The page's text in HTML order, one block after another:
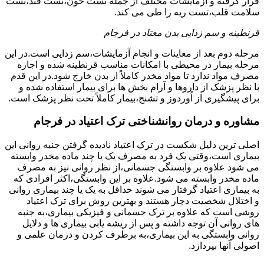
سلامت قلب،تست ریه را طی می کند.
قرنطینه و سم زدایی بدن معتاد در فرجام
مرحله دوم بعد از معاینات و انجام آزمایشات،سم زدایی است.در این
مرحله بیمار در محیطی با امکانات مناسب قرنطینه شده و اجازه
مصرف مواد ندارد تا مواد مخدر کاملاً از بدن خارج شود.در این قدم
با نظر پزشک از داروها و آرام بخش ها برای بیمار استفاده شده و
برای پیشگیری از اُوردوز و تشنج،بیمار کاملاً تحت نظر پزشک است.
مشاوره و درمان روانشناختی ترک اعتیاد در فرجام
اصلی ترین دلیل شکست در ترک اعتیاد نادیده گرفتن جنبه روانی این
بیماری است،وقتی یک فرد به مصرف یک یا چند ماده مخدر وابسته
می شود علاوه بر وابستگی جسمانی،از نظر روانی نیز به مصرف
ماده مخدر وابسته می شود.علاوه بر این وابستگی،اکثر افرادی که
به بیماری اعتیاد گرفتار می شوند حداقل به یک یا چند بیماری روانی
و اختلال شخصیت دچار هستند و بهترین روش برای ترک اعتیاد
روشی است که علاوه بر ترک جسمانی و فیزیکی بیماری،به جنبه
های روانی آن توجه داشته و پس از ریشه یابی بیماری ها و دلایل
روانی وابستگی به این بیماری،به برطرف کردن و درمان علمی و
اصولی آنها بپردازد.